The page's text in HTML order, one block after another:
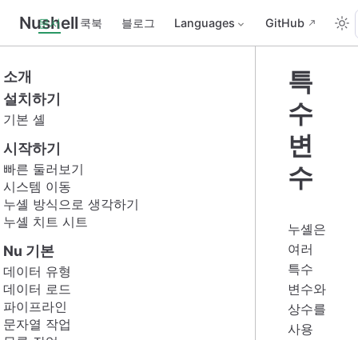
Nushell
문서 쿡북 블로그 Languages GitHub
소개
설치하기
기본 셸
시작하기
빠른 둘러보기
시스템 이동
누셸 방식으로 생각하기
누셸 치트 시트
Nu 기본
데이터 유형
데이터 로드
파이프라인
문자열 작업
특
수
변
수
누셸은
여러
특수
변수와
상수를
사용